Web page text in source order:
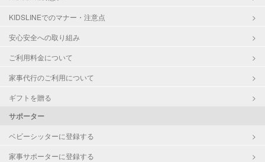
KIDSLINEでのマナー・注意点
安心安全への取り組み
ご利用料金について
家事代行のご利用について
ギフトを贈る
サポーター
ベビーシッターに登録する
家事サポーターに登録する